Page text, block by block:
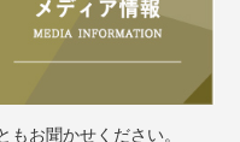
お聞かせください。